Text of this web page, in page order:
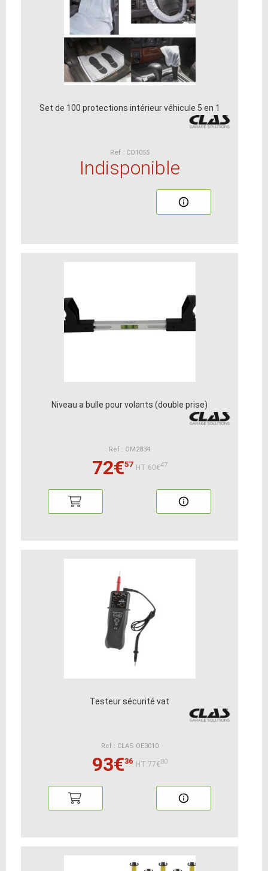
Set de 100 protections intérieur véhicule 5 en 1
Ref : CO1055
Indisponible
Niveau a bulle pour volants (double prise)
Ref : OM2834
72€57 HT:60€47
Testeur sécurité vat
Ref : CLAS OE3010
93€36 HT:77€80